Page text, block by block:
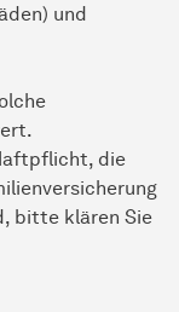
und
die
bitte klären Sie